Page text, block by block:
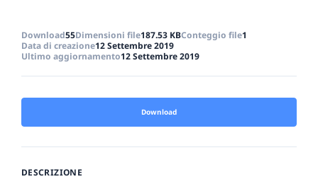
Download55Dimensioni file187.53 KBConteggio file1
Data di creazione12 Settembre 2019
Ultimo aggiornamento12 Settembre 2019
Download
DESCRIZIONE